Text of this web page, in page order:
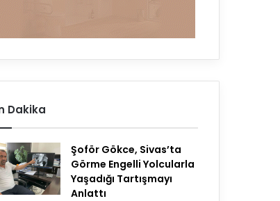
Dakika
Şoför Gökce, Sivas’ta
Görme Engelli Yolcularla
Yaşadığı Tartışmayı
Anlattı